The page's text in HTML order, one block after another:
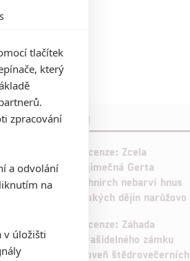
FILMŮ
10
Recenze: Zcela
výjimečná Gerta
Schnirch nebarví hnus
českých dějin narůžovo
5
Recenze: Záhada
strašidelného zámku
úroveň štědrovečerních
tlačítek
který
zpracování
a odvolání
na
v úložišti